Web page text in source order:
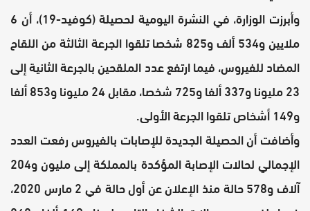
وأبرزت الوزارة، في النشرة اليومية لحصيلة (كوفيد-19)، أن 6
ملايين و534 ألف و825 شخصا تلقوا الجرعة الثالثة من اللقاح
المضاد للفيروس، فيما ارتفع عدد الملقحين بالجرعة الثانية إلى
23 مليونا و337 ألفا و725 شخصا، مقابل 24 مليونا و853 ألفا
و149 أشخاص تلقوا الجرعة الأولى.
وأضافت أن الحصيلة الجديدة للإصابات بالفيروس رفعت العدد
الإجمالي لحالات الإصابة المؤكدة بالمملكة إلى مليون و204
آلاف و578 حالة منذ الإعلان عن أول حالة في 2 مارس 2020،